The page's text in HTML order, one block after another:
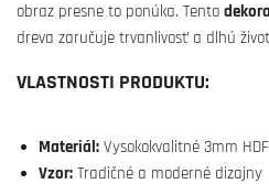
obraz presne to ponúka. Tento
dreva zaručuje trvanlivosť a dlhú
VLASTNOSTI PRODUKTU:
Materiál: Vysokokvalitné 3mm
Vzor: Tradičné a moderné dizajny